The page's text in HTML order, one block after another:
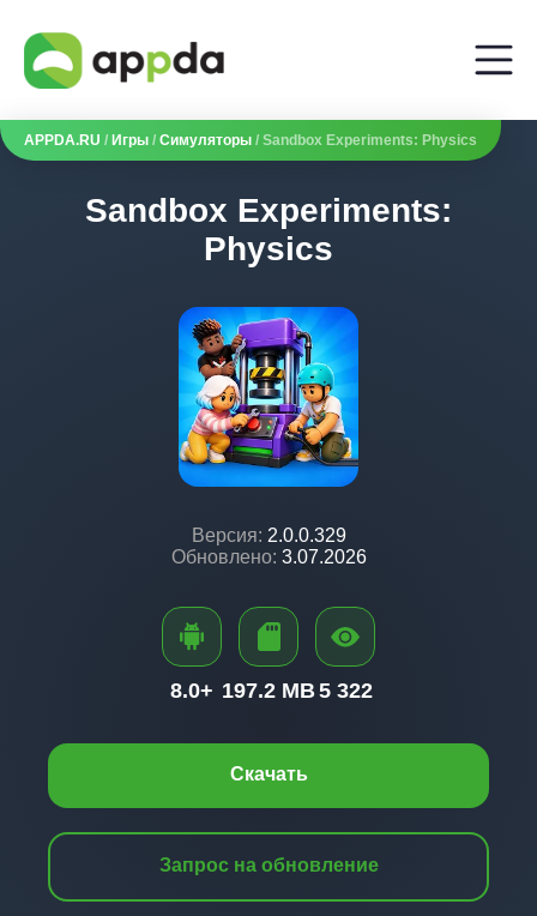
APPDA.RU / Игры / Симуляторы / Sandbox Experiments: Physics
Sandbox Experiments:
Physics
Версия: 2.0.0.329
Обновлено: 3.07.2026
Скачать
Запрос на обновление
8.0+ 197.2 MB5 322